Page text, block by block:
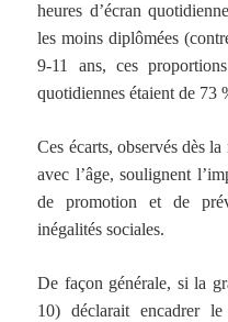
heures d’écran
les moins diplômées
9-11 ans, ces
quotidiennes étaient de 73
Ces écarts, observés dès
avec l’âge, soulignent
de promotion et de
inégalités sociales.
De façon générale, si la
10) déclarait encadrer